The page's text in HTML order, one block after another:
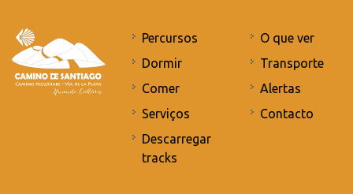
Percursos
Dormir
Comer
Serviços
Descarregar
tracks
O que ver
Transporte
Alertas
Contacto